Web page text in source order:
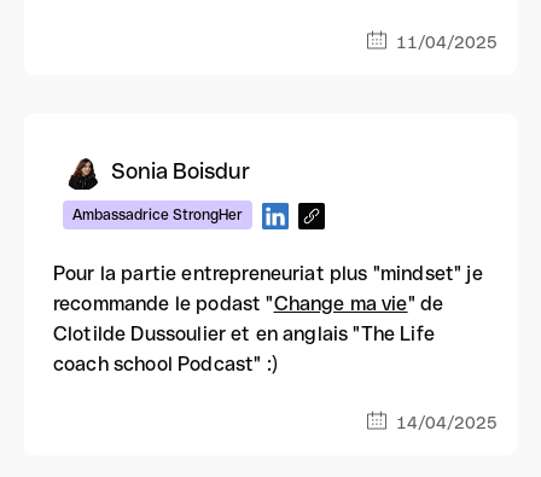
11/04/2025
Sonia Boisdur
Ambassadrice StrongHer
Pour la partie entrepreneuriat plus "mindset" je
recommande le podast "Change ma vie" de
Clotilde Dussoulier et en anglais "The Life
coach school Podcast" :)
14/04/2025